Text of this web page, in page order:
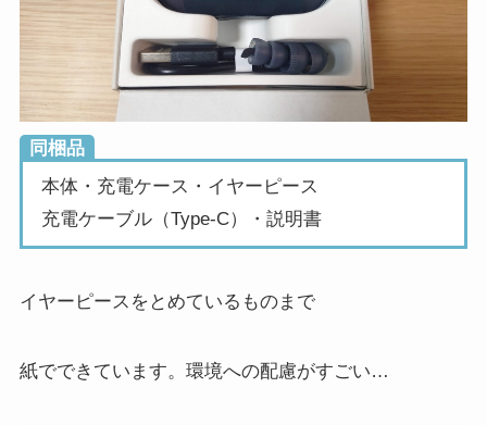
同梱品
本体・充電ケース・イヤーピース
充電ケーブル（Type-C）・説明書
イヤーピースをとめているものまで
紙でできています。環境への配慮がすごい…